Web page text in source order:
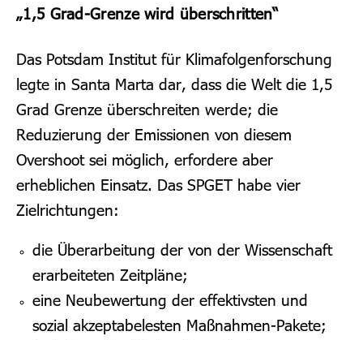
„1,5 Grad-Grenze wird überschritten“
Das Potsdam Institut für Klimafolgenforschung
legte in Santa Marta dar, dass die Welt die 1,5
Grad Grenze überschreiten werde; die
Reduzierung der Emissionen von diesem
Overshoot sei möglich, erfordere aber
erheblichen Einsatz. Das SPGET habe vier
Zielrichtungen:
die Überarbeitung der von der Wissenschaft
erarbeiteten Zeitpläne;
eine Neubewertung der effektivsten und
sozial akzeptabelesten Maßnahmen-Pakete;